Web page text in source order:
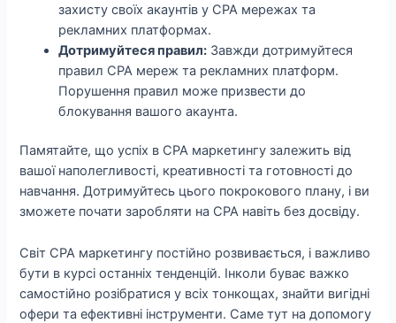
захисту своїх акаунтів у CPA мережах та
рекламних платформах.
Дотримуйтеся правил: Завжди дотримуйтеся
правил CPA мереж та рекламних платформ.
Порушення правил може призвести до
блокування вашого акаунта.
Памятайте, що успіх в CPA маркетингу залежить від
вашої наполегливості, креативності та готовності до
навчання. Дотримуйтесь цього покрокового плану, і ви
зможете почати заробляти на CPA навіть без досвіду.
Світ CPA маркетингу постійно розвивається, і важливо
бути в курсі останніх тенденцій. Інколи буває важко
самостійно розібратися у всіх тонкощах, знайти вигідні
офери та ефективні інструменти. Саме тут на допомогу